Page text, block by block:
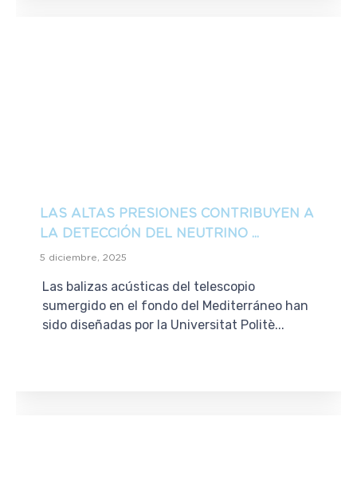
LAS ALTAS PRESIONES CONTRIBUYEN A
LA DETECCIÓN DEL NEUTRINO ...
5 diciembre, 2025
Las balizas acústicas del telescopio
sumergido en el fondo del Mediterráneo han
sido diseñadas por la Universitat Politè...